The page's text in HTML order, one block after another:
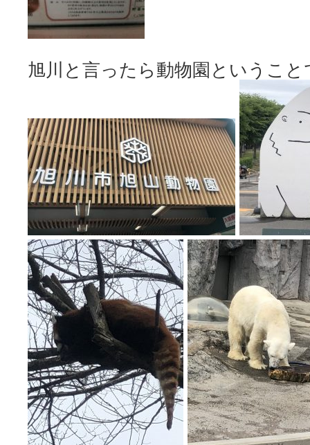
旭川と言ったら動物園ということ